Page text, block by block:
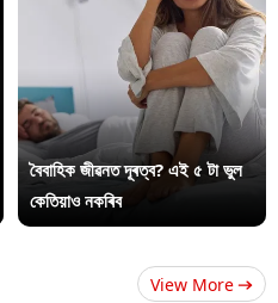
বৈবাহিক জীৱনত দূৰত্ব? এই ৫ টা ভুল
কেতিয়াও নকৰিব
View More